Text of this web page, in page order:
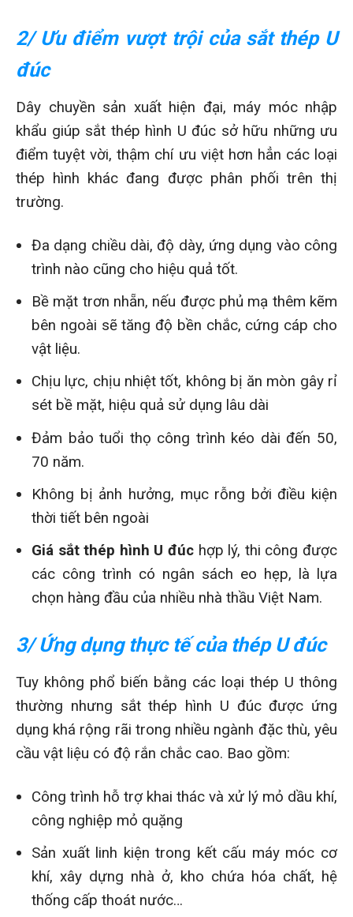
2/ Ưu điểm vượt trội của sắt thép U
đúc
Dây chuyền sản xuất hiện đại, máy móc nhập
khẩu giúp sắt thép hình U đúc sở hữu những ưu
điểm tuyệt vời, thậm chí ưu việt hơn hẳn các loại
thép hình khác đang được phân phối trên thị
trường.
Đa dạng chiều dài, độ dày, ứng dụng vào công
trình nào cũng cho hiệu quả tốt.
Bề mặt trơn nhẵn, nếu được phủ mạ thêm kẽm
bên ngoài sẽ tăng độ bền chắc, cứng cáp cho
vật liệu.
Chịu lực, chịu nhiệt tốt, không bị ăn mòn gây rỉ
sét bề mặt, hiệu quả sử dụng lâu dài
Đảm bảo tuổi thọ công trình kéo dài đến 50,
70 năm.
Không bị ảnh hưởng, mục rỗng bởi điều kiện
thời tiết bên ngoài
Giá sắt thép hình U đúc hợp lý, thi công được
các công trình có ngân sách eo hẹp, là lựa
chọn hàng đầu của nhiều nhà thầu Việt Nam.
3/ Ứng dụng thực tế của thép U đúc
Tuy không phổ biến bằng các loại thép U thông
thường nhưng sắt thép hình U đúc được ứng
dụng khá rộng rãi trong nhiều ngành đặc thù, yêu
cầu vật liệu có độ rắn chắc cao. Bao gồm:
Công trình hỗ trợ khai thác và xử lý mỏ dầu khí,
công nghiệp mỏ quặng
Sản xuất linh kiện trong kết cấu máy móc cơ
khí, xây dựng nhà ở, kho chứa hóa chất, hệ
thống cấp thoát nước…